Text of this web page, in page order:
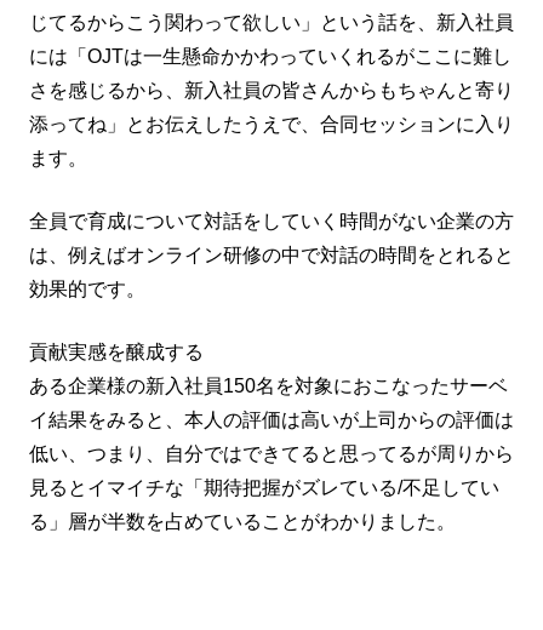
じてるからこう関わって欲しい」という話を、新入社員
には「OJTは一生懸命かかわっていくれるがここに難し
さを感じるから、新入社員の皆さんからもちゃんと寄り
添ってね」とお伝えしたうえで、合同セッションに入り
ます。
全員で育成について対話をしていく時間がない企業の方
は、例えばオンライン研修の中で対話の時間をとれると
効果的です。
貢献実感を醸成する
ある企業様の新入社員150名を対象におこなったサーベ
イ結果をみると、本人の評価は高いが上司からの評価は
低い、つまり、自分ではできてると思ってるが周りから
見るとイマイチな「期待把握がズレている/不足してい
る」層が半数を占めていることがわかりました。